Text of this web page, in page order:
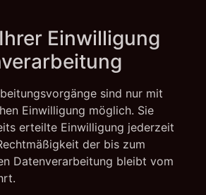
Einwilligung
sind nur mit
Einwilligung möglich. Sie
erteilte Einwilligung jederzeit
der bis zum
Datenverarbeitung bleibt vom